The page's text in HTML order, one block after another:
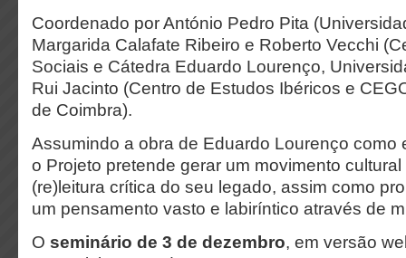
Coordenado por António Pedro Pita
Margarida Calafate Ribeiro e Roberto Vecchi
Sociais e Cátedra Eduardo Lourenço,
Rui Jacinto (Centro de Estudos Ibéricos e
de Coimbra).
Assumindo a obra de Eduardo Lourenço como
o Projeto pretende gerar um movimento
(re)leitura crítica do seu legado, assim como
um pensamento vasto e labiríntico através de
O seminário de 3 de dezembro, em versão